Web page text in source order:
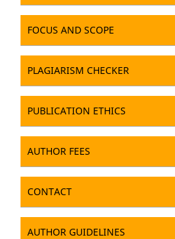
FOCUS AND SCOPE
PLAGIARISM CHECKER
PUBLICATION ETHICS
AUTHOR FEES
CONTACT
AUTHOR GUIDELINES